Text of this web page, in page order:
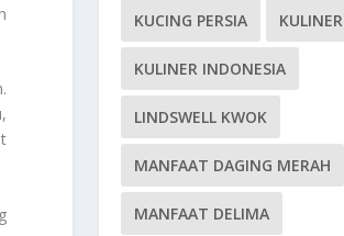
KUCING PERSIA KULINER
KULINER INDONESIA
LINDSWELL KWOK
MANFAAT DAGING MERAH
MANFAAT DELIMA